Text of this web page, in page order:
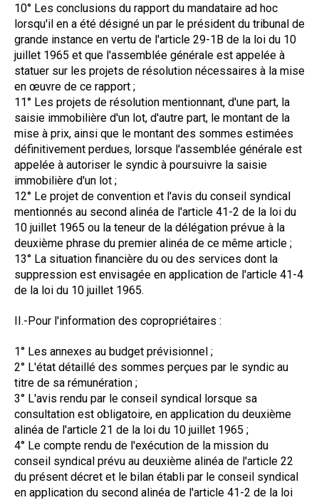
10° Les conclusions du rapport du mandataire ad hoc
lorsqu'il en a été désigné un par le président du tribunal de
grande instance en vertu de l'article 29-1B de la loi du 10
juillet 1965 et que l'assemblée générale est appelée à
statuer sur les projets de résolution nécessaires à la mise
en œuvre de ce rapport ;
11° Les projets de résolution mentionnant, d'une part, la
saisie immobilière d'un lot, d'autre part, le montant de la
mise à prix, ainsi que le montant des sommes estimées
définitivement perdues, lorsque l'assemblée générale est
appelée à autoriser le syndic à poursuivre la saisie
immobilière d'un lot ;
12° Le projet de convention et l'avis du conseil syndical
mentionnés au second alinéa de l'article 41-2 de la loi du
10 juillet 1965 ou la teneur de la délégation prévue à la
deuxième phrase du premier alinéa de ce même article ;
13° La situation financière du ou des services dont la
suppression est envisagée en application de l'article 41-4
de la loi du 10 juillet 1965.
II.-Pour l'information des copropriétaires :
1° Les annexes au budget prévisionnel ;
2° L'état détaillé des sommes perçues par le syndic au
titre de sa rémunération ;
3° L'avis rendu par le conseil syndical lorsque sa
consultation est obligatoire, en application du deuxième
alinéa de l'article 21 de la loi du 10 juillet 1965 ;
4° Le compte rendu de l'exécution de la mission du
conseil syndical prévu au deuxième alinéa de l'article 22
du présent décret et le bilan établi par le conseil syndical
en application du second alinéa de l'article 41-2 de la loi